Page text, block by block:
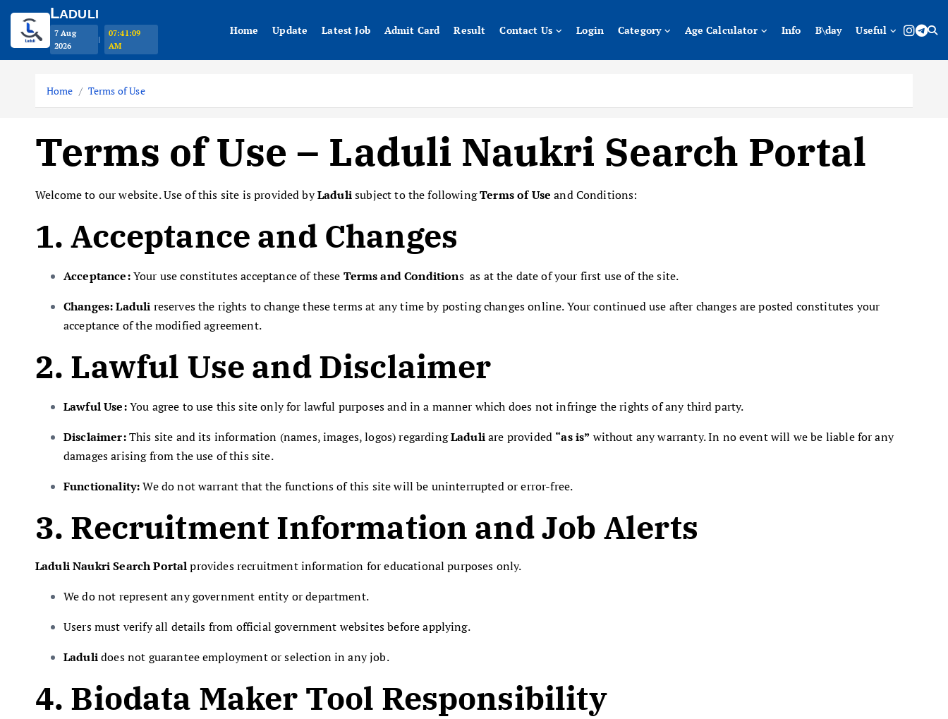
Home Terms of Use
Terms of Use – Laduli Naukri Search Portal
Welcome to our website. Use of this site is provided byLadulisubject to the followingTerms of Use and Conditions:
1. Acceptance and Changes
Acceptance:Your use constitutes acceptance of these Terms and Conditions as at the date of your first use of the site.
Changes: Laduli reserves the rights to change these terms at any time by posting changes online. Your continued use after changes are posted constitutes your
acceptance of the modified agreement.
2. Lawful Use and Disclaimer
Lawful Use:You agree to use this site only for lawful purposes and in a manner which does not infringe the rights of any third party.
Disclaimer:This site and its information (names, images, logos) regardingLaduliare provided “as is” without any warranty. In no event will we be liable for any
damages arising from the use of this site.
Functionality:We do not warrant that the functions of this site will be uninterrupted or error-free.
3. Recruitment Information and Job Alerts
Laduli Naukri Search Portalprovides recruitment information for educational purposes only.
We do not represent any government entity or department.
Users must verify all details from official government websites before applying.
Ladulidoes not guarantee employment or selection in any job.
4. Biodata Maker Tool Responsibility
LADULI
7 Aug
2026
|
07:41:10
AM
Home Update Latest Job Admit Card Result Contact Us Login Category Age Calculator Info B\day Useful